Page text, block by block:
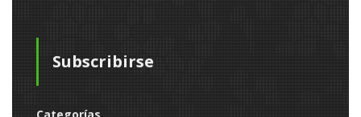
Subscribirse
Categorías